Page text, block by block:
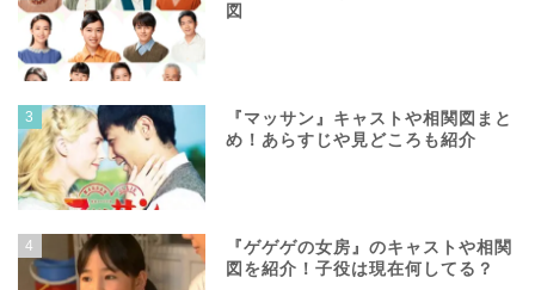
図
3
『マッサン』キャストや相関図まと
め！あらすじや見どころも紹介
4
『ゲゲゲの女房』のキャストや相関
図を紹介！子役は現在何してる？